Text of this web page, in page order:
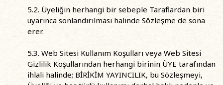
5.2. Üyeliğin herhangi bir sebeple Taraflardan biri
uyarınca sonlandırılması halinde Sözleşme de sona
erer.
5.3. Web Sitesi Kullanım Koşulları veya Web Sitesi
Gizlilik Koşullarından herhangi birinin ÜYE tarafından
ihlali halinde; BİRİKİM YAYINCILIK, bu Sözleşmeyi,